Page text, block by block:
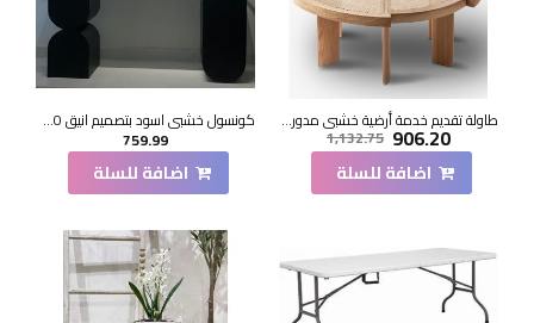
طاولة تقديم خدمة أرضية خشبي مدور 120*120*33سم
906.20
1,132.75
اضافة للسلة
كونسول خشبي اسود بتصميم انيق 140×40×90سم
759.99
اضافة للسلة